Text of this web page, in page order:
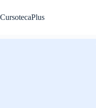
al
contenido
CursotecaPlus